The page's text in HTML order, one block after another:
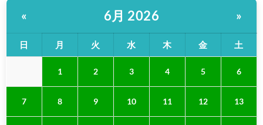
« 6月 2026 »
日 月 火 水 木 金 土
1 2 3 4 5 6
7 8 9 10 11 12 13